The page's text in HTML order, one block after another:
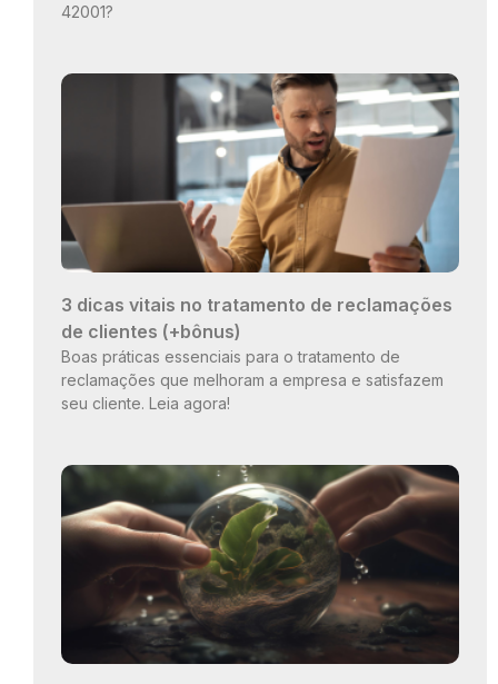
42001?
3 dicas vitais no tratamento de reclamações
de clientes (+bônus)
Boas práticas essenciais para o tratamento de
reclamações que melhoram a empresa e satisfazem
seu cliente. Leia agora!